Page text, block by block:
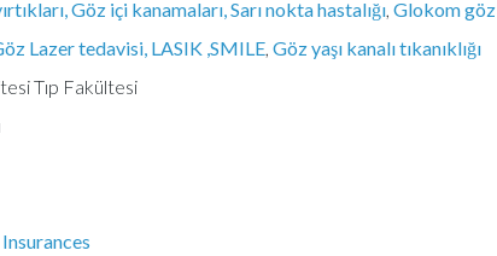
Göz içi kanamaları, Sarı nokta hastalığı, Glokom göz
Lazer tedavisi, LASIK ,SMILE, Göz yaşı kanalı tıkanıklığı
Tıp Fakültesi